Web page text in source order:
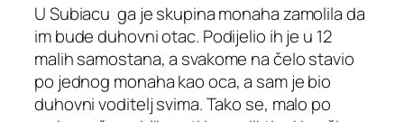
U Subiacu ga je skupina monaha zamolila da
im bude duhovni otac. Podijelio ih je u 12
malih samostana, a svakome na čelo stavio
po jednog monaha kao oca, a sam je bio
duhovni voditelj svima. Tako se, malo po